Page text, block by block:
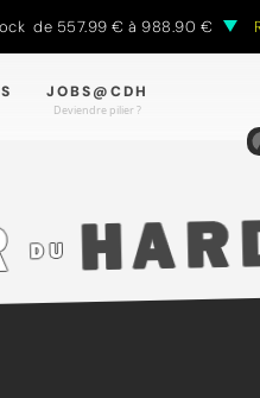
de 557.99 € à 988.90 €
JOBS@CDH
Deviendre pilier ?